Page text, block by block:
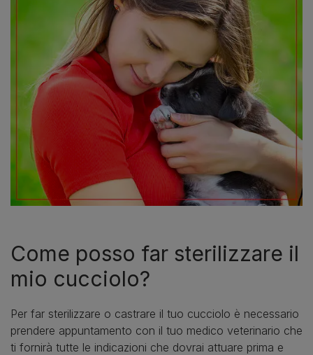
Come posso far sterilizzare il
mio cucciolo?
Per far sterilizzare o castrare il tuo cucciolo è necessario
prendere appuntamento con il tuo medico veterinario che
ti fornirà tutte le indicazioni che dovrai attuare prima e